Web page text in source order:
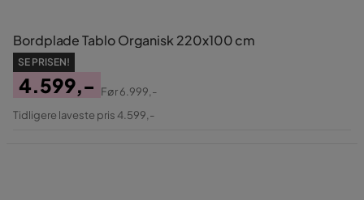
Bordplade Tablo Organisk 220x100 cm
SE PRISEN!
Pris
4.599,-
Original
Før6.999,-
Tidligere laveste pris 4.599,-